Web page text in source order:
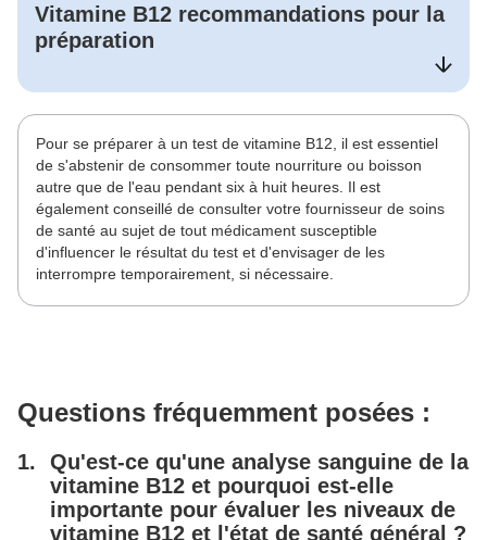
Vitamine B12 recommandations pour la
préparation
Pour se préparer à un test de vitamine B12, il est essentiel
de s'abstenir de consommer toute nourriture ou boisson
autre que de l'eau pendant six à huit heures. Il est
également conseillé de consulter votre fournisseur de soins
de santé au sujet de tout médicament susceptible
d'influencer le résultat du test et d'envisager de les
interrompre temporairement, si nécessaire.
Questions fréquemment posées :
Qu'est-ce qu'une analyse sanguine de la
vitamine B12 et pourquoi est-elle
importante pour évaluer les niveaux de
vitamine B12 et l'état de santé général ?